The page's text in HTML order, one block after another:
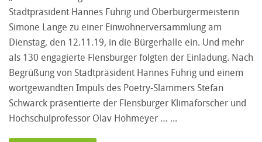
Stadtpräsident Hannes Fuhrig und Oberbürgermeisterin
Simone Lange zu einer Einwohnerversammlung am
Dienstag, den 12.11.19, in die Bürgerhalle ein. Und mehr
als 130 engagierte Flensburger folgten der Einladung. Nach
Begrüßung von Stadtpräsident Hannes Fuhrig und einem
wortgewandten Impuls des Poetry-Slammers Stefan
Schwarck präsentierte der Flensburger Klimaforscher und
Hochschulprofessor Olav Hohmeyer …